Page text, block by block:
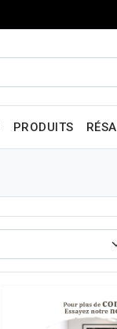
PRODUITS